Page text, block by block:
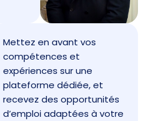
Mettez en avant vos
compétences et
expériences sur une
plateforme dédiée, et
recevez des opportunités
d’emploi adaptées à votre